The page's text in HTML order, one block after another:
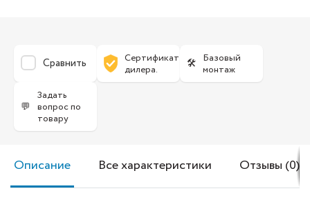
Сравнить
Сертификат
дилера.
🛠 Базовый
монтаж
💬
Задать
вопрос по
товару
Описание Все характеристики Отзывы (0)